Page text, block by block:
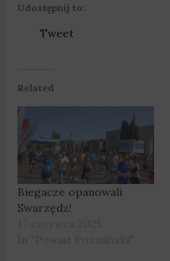
Udostępnij to:
Tweet
Related
Biegacze opanowali
Swarzędz!